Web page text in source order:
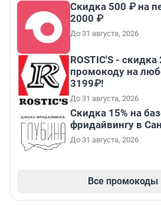
Скидка 500 ₽ на
2000 ₽
До 31 августа, 2026
ROSTIC'S - скидка
промокоду на
3199₽!
До 31 августа, 2026
Скидка 15% на
фридайвингу в
До 31 августа, 2026
Все промокоды